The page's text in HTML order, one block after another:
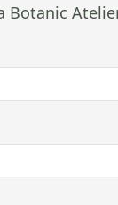
Botanic